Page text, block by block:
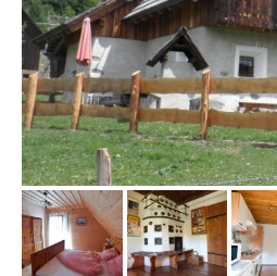
vom Hotelier, Oktober 2012